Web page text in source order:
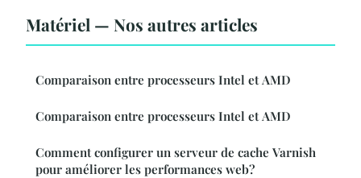
Matériel — Nos autres articles
Comparaison entre processeurs Intel et AMD
Comparaison entre processeurs Intel et AMD
Comment configurer un serveur de cache Varnish
pour améliorer les performances web?